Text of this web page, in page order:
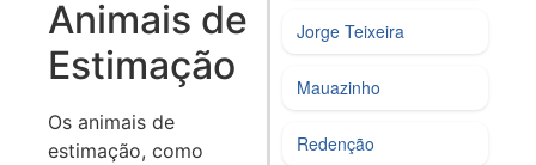
Animais de
Estimação
Os animais de
estimação, como
Jorge Teixeira
Mauazinho
Redenção